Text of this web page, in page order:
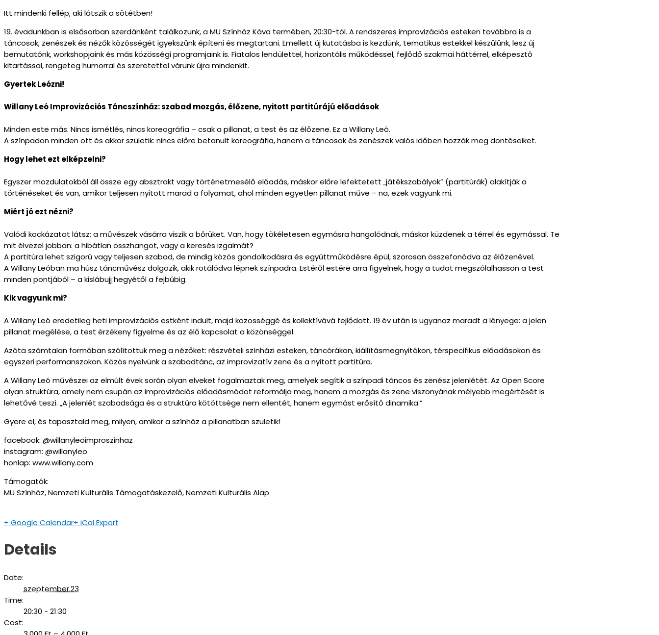
Itt mindenki fellép, aki látszik a sötétben!
19. évadunkban is elsősorban szerdánként találkozunk, a MU Színház Káva termében, 20:30-tól. A rendszeres improvizációs esteken továbbra is a
táncosok, zenészek és nézők közösségét igyekszünk építeni és megtartani. Emellett új kutatásba is kezdünk, tematikus estekkel készülünk, lesz új
bemutatónk, workshopjaink és más közösségi programjaink is. Fiatalos lendülettel, horizontális működéssel, fejlődő szakmai háttérrel, elképesztő
kitartással, rengeteg humorral és szeretettel várunk újra mindenkit.
Gyertek Leózni!
Willany Leó Improvizációs Táncszínház: szabad mozgás, élőzene, nyitott partitúrájú előadások
Minden este más. Nincs ismétlés, nincs koreográfia – csak a pillanat, a test és az élőzene. Ez a Willany Leó.
A színpadon minden ott és akkor születik: nincs előre betanult koreográfia, hanem a táncosok és zenészek valós időben hozzák meg döntéseiket.
Hogy lehet ezt elképzelni?
Egyszer mozdulatokból áll össze egy absztrakt vagy történetmesélő előadás, máskor előre lefektetett „játékszabályok” (partitúrák) alakítják a
történéseket és van, amikor teljesen nyitott marad a folyamat, ahol minden egyetlen pillanat műve – na, ezek vagyunk mi.
Miért jó ezt nézni?
Valódi kockázatot látsz: a művészek vásárra viszik a bőrüket. Van, hogy tökéletesen egymásra hangolódnak, máskor küzdenek a térrel és egymással. Te
mit élvezel jobban: a hibátlan összhangot, vagy a keresés izgalmát?
A partitúra lehet szigorú vagy teljesen szabad, de mindig közös gondolkodásra és együttműködésre épül, szorosan összefonódva az élőzenével.
A Willany Leóban ma húsz táncművész dolgozik, akik rotálódva lépnek színpadra. Estéről estére arra figyelnek, hogy a tudat megszólalhasson a test
minden pontjából – a kislábujj hegyétől a fejbúbig.
Kik vagyunk mi?
A Willany Leó eredetileg heti improvizációs estként indult, majd közösséggé és kollektívává fejlődött. 19 év után is ugyanaz maradt a lényege: a jelen
pillanat megélése, a test érzékeny figyelme és az élő kapcsolat a közönséggel.
Azóta számtalan formában szólítottuk meg a nézőket: részvételi színházi esteken, táncórákon, kiállításmegnyitókon, térspecifikus előadásokon és
egyszeri performanszokon. Közös nyelvünk a szabadtánc, az improvizatív zene és a nyitott partitúra.
A Willany Leó művészei az elmúlt évek során olyan elveket fogalmaztak meg, amelyek segítik a színpadi táncos és zenész jelenlétét. Az Open Score
olyan struktúra, amely nem csupán az improvizációs előadásmódot reformálja meg, hanem a mozgás és zene viszonyának mélyebb megértését is
lehetővé teszi. „A jelenlét szabadsága és a struktúra kötöttsége nem ellentét, hanem egymást erősítő dinamika.”
Gyere el, és tapasztald meg, milyen, amikor a színház a pillanatban születik!
facebook: @willanyleoimproszinhaz
instagram: @willanyleo
honlap: www.willany.com
Támogatók:
MU Színház, Nemzeti Kulturális Támogatáskezelő, Nemzeti Kulturális Alap
+ Google Calendar+ iCal Export
Details
Date:
szeptember.23
Time:
20:30 - 21:30
Cost: